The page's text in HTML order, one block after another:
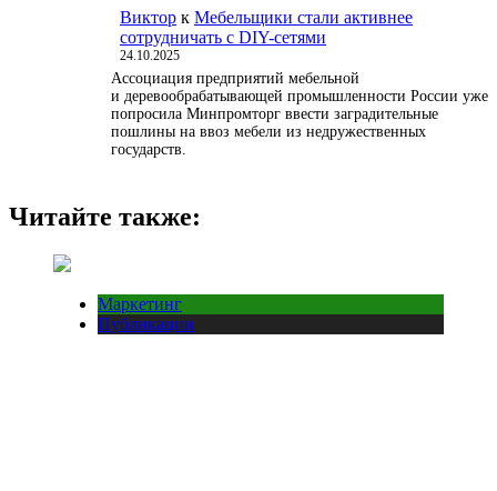
Виктор к Мебельщики стали активнее
сотрудничать с DIY-сетями
24.10.2025
Ассоциация предприятий мебельной
и деревообрабатывающей промышленности России уже
попросила Минпромторг ввести заградительные
пошлины на ввоз мебели из недружественных
государств.
Читайте также:
Маркетинг
Публикации